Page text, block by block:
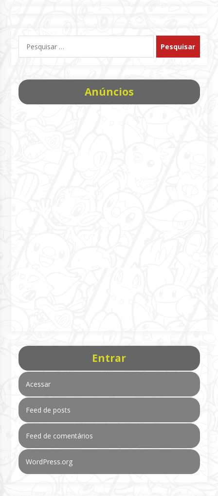
por:
Anúncios
Entrar
Acessar
Feed de posts
Feed de comentários
WordPress.org